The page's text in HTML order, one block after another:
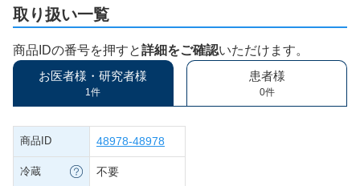
取り扱い一覧
商品IDの番号を押すと詳細をご確認いただけます。
お医者様・研究者様
1件
患者様
0件
商品ID 48978-48978
冷蔵 不要